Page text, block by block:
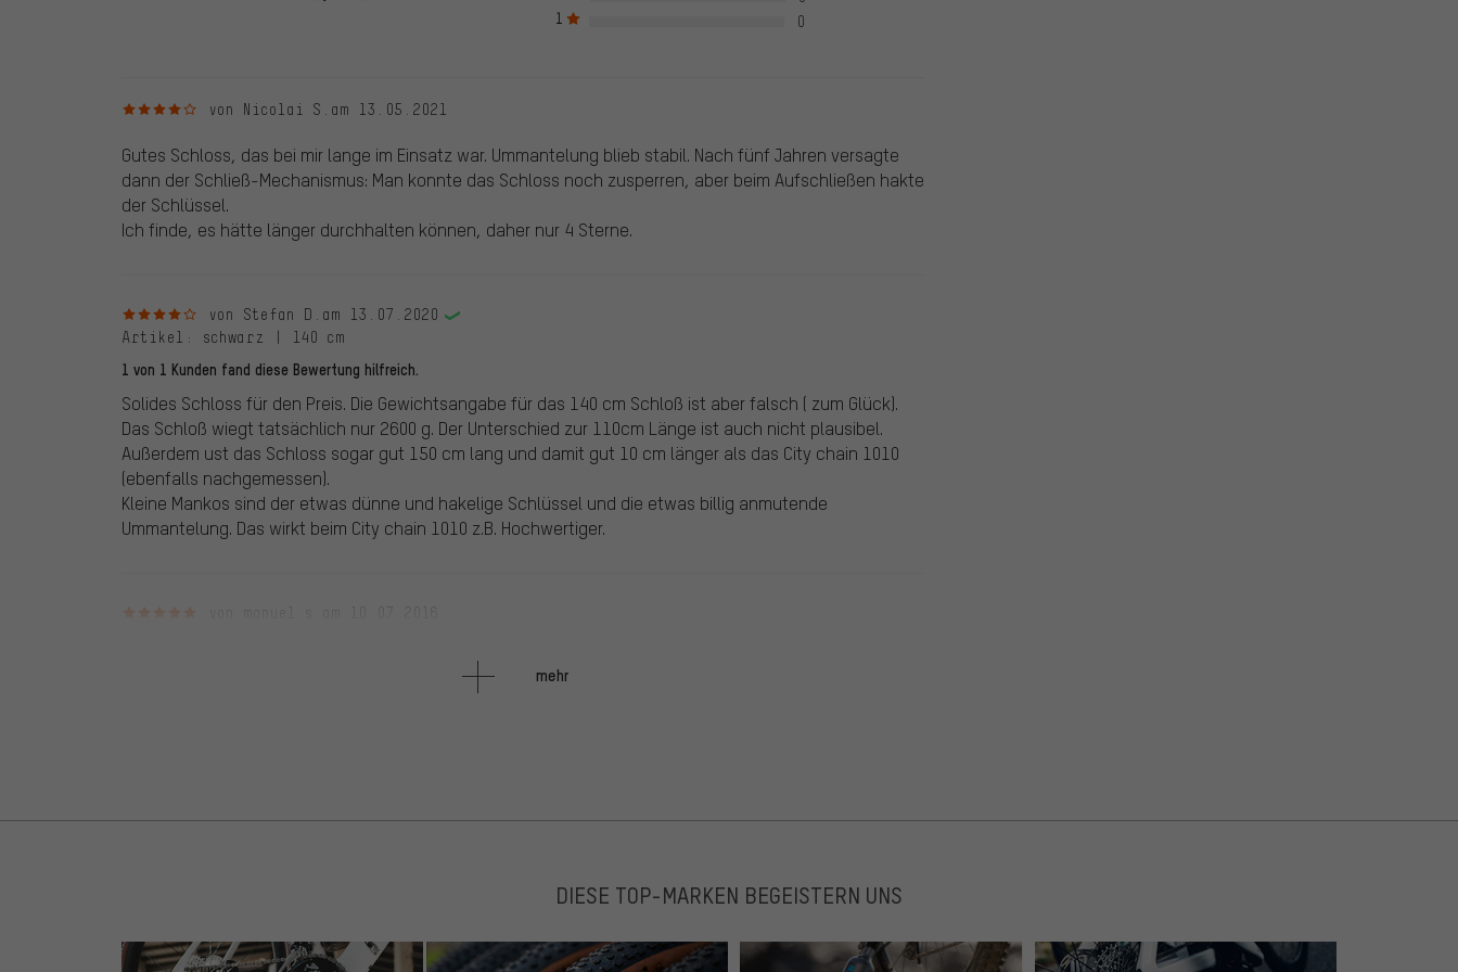
veröffentlichen alle ordnungsgemäß abgegebenen Bewertungen.
1
0
4 von 5 Sternenvon Nicolai S. am 13.05.2021
Gutes Schloss, das bei mir lange im Einsatz war. Ummantelung blieb stabil. Nach fünf Jahren versagte
dann der Schließ-Mechanismus: Man konnte das Schloss noch zusperren, aber beim Aufschließen hakte
der Schlüssel.
Ich finde, es hätte länger durchhalten können, daher nur 4 Sterne.
4 von 5 Sternenvon Stefan D. am 13.07.2020
Artikel : schwarz | 140 cm
1 von 1 Kunden fand diese Bewertung hilfreich.
Solides Schloss für den Preis. Die Gewichtsangabe für das 140 cm Schloß ist aber falsch ( zum Glück).
Das Schloß wiegt tatsächlich nur 2600 g. Der Unterschied zur 110cm Länge ist auch nicht plausibel.
Außerdem ust das Schloss sogar gut 150 cm lang und damit gut 10 cm länger als das City chain 1010
(ebenfalls nachgemessen).
Kleine Mankos sind der etwas dünne und hakelige Schlüssel und die etwas billig anmutende
Ummantelung. Das wirkt beim City chain 1010 z.B. Hochwertiger.
5 von 5 Sternen
hab diese kette nun seit gut 3 Jahren, immer noch einwandfrei...lediglich die kunststoff hülle hat ein
weggehen wie warme Semmel. Die Kettenhülle ist sehr robust und lackschonend. Ein Manko ist jedoch
mehr
DIESE TOP-MARKEN BEGEISTERN UNS